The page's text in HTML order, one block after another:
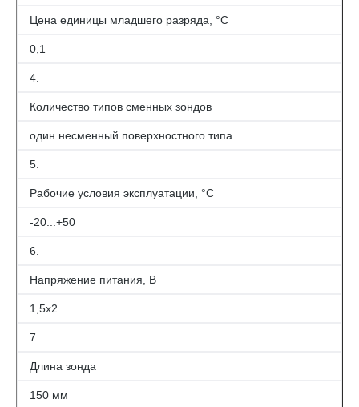
Цена единицы младшего разряда, °С
0,1
4.
Количество типов сменных зондов
один несменный поверхностного типа
5.
Рабочие условия эксплуатации, °С
-20...+50
6.
Напряжение питания, В
1,5x2
7.
Длина зонда
150 мм